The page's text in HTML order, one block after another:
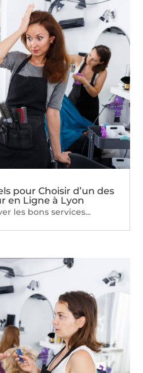
pour Choisir d’un des
en Ligne à Lyon
les bons services...